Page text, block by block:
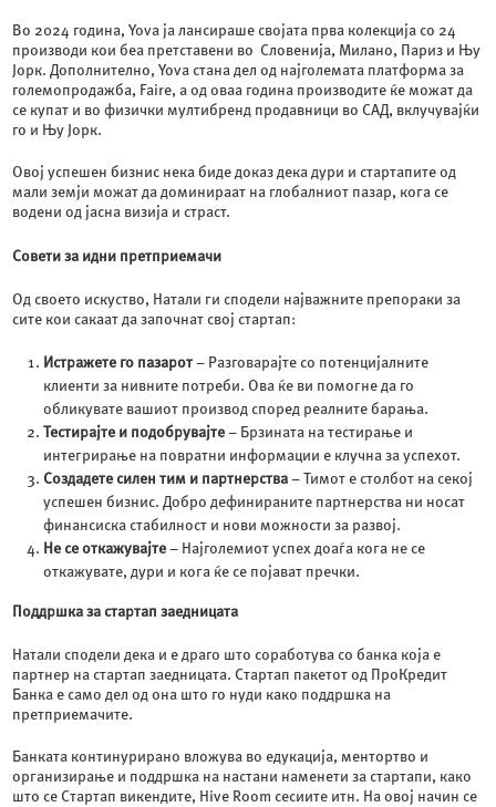
Во 2024 година, Yova ја лансираше својата прва колекција со 24
производи кои беа претставени во Словенија, Милано, Париз и Њу
Јорк. Дополнително, Yova стана дел од најголемата платформа за
големопродажба, Faire, а од оваа година производите ќе можат да
се купат и во физички мултибренд продавници во САД, вклучувајќи
го и Њу Јорк.
Овој успешен бизнис нека биде доказ дека дури и стартапите од
мали земји можат да доминираат на глобалниот пазар, кога се
водени од јасна визија и страст.
Совети за идни претприемачи
Од своето искуство, Натали ги сподели најважните препораки за
сите кои сакаат да започнат свој стартап:
Истражете го пазарот– Разговарајте со потенцијалните
клиенти за нивните потреби. Ова ќе ви помогне да го
обликувате вашиот производ според реалните барања.
Тестирајте и подобрувајте– Брзината на тестирање и
интегрирање на повратни информации е клучна за успехот.
Создадете силен тим и партнерства– Тимот е столбот на секој
успешен бизнис. Добро дефинираните партнерства ни носат
финансиска стабилност и нови можности за развој.
Не се откажувајте– Најголемиот успех доаѓа кога не се
откажувате, дури и кога ќе се појават пречки.
Поддршка за стартап заедницата
Натали сподели дека и е драго што соработува со банка која е
партнер на стартап заедницата. Стартап пакетот од ПроКредит
Банка е само дел од она што го нуди како поддршка на
претприемачите.
Банката континурирано вложува во едукација, ментортво и
организирање и поддршка на настани наменети за стартапи, како
што се Стартап викендите, Hive Room сесиите итн. На овој начин се